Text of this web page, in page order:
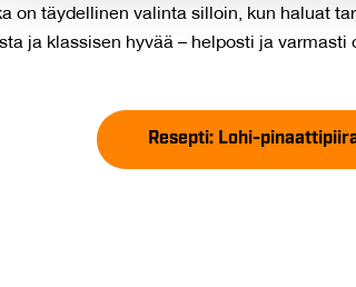
on täydellinen valinta silloin, kun haluat
ja klassisen hyvää – helposti ja varmasti
Resepti: Lohi-